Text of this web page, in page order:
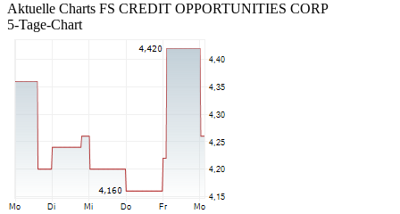
Aktuelle Charts FS CREDIT OPPORTUNITIES CORP
5-Tage-Chart